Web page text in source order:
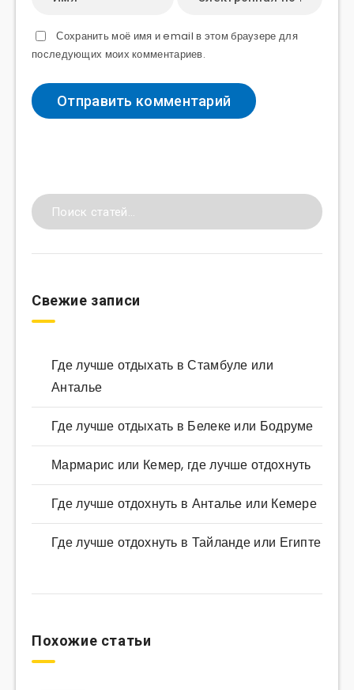
Сохранить моё имя и email в этом браузере для
последующих моих комментариев.
Свежие записи
Где лучше отдыхать в Стамбуле или
Анталье
Где лучше отдыхать в Белеке или Бодруме
Мармарис или Кемер, где лучше отдохнуть
Где лучше отдохнуть в Анталье или Кемере
Где лучше отдохнуть в Тайланде или Египте
Похожие статьи